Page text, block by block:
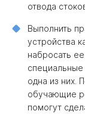
отвода
Выполнить
устройства
набросать
одна из них.
обучающие
помогут